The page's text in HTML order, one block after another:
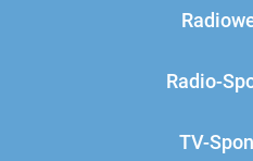
Radio-
TV-